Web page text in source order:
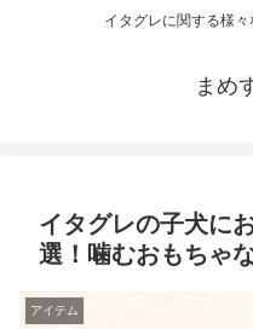
イタグレに関する様
まめ
イタグレの子犬に
選！噛むおもちゃ
アイテム